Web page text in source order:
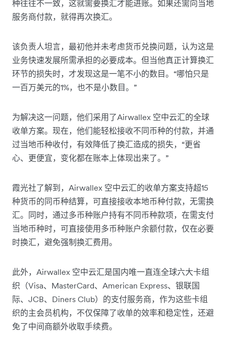
种往往不一致，这就需要换汇才能进账。如果还需向当地
服务商付款，就得再次换汇。
该负责人坦言，最初他并未考虑货币兑换问题，认为这是
业务快速发展所需承担的必要成本。但当他真正计算换汇
环节的损失时，才发现这是一笔不小的数目。“哪怕只是
一百万美元的1%，也不是小数目。”
为解决这一问题，他们采用了Airwallex 空中云汇的全球
收单方案。现在，他们能轻松接收不同币种的付款，并通
过当地币种收付，有效降低了换汇造成的损失，“更省
心、更便宜，变化都在账本上体现出来了。”
霞光社了解到，Airwallex 空中云汇的收单方案支持超15
种货币的同币种结算，可直接接收本地币种付款，无需换
汇。同时，通过多币种账户持有不同币种款项，在需支付
当地币种时，可直接使用多币种账户余额付款，仅在必要
时换汇，避免强制换汇费用。
此外，Airwallex 空中云汇是国内唯一直连全球六大卡组
织（Visa、MasterCard、American Express、银联国
际、JCB、Diners Club）的支付服务商，作为这些卡组
织的主会员机构，不仅保障了收单的效率和稳定性，还避
免了中间商额外收取手续费。